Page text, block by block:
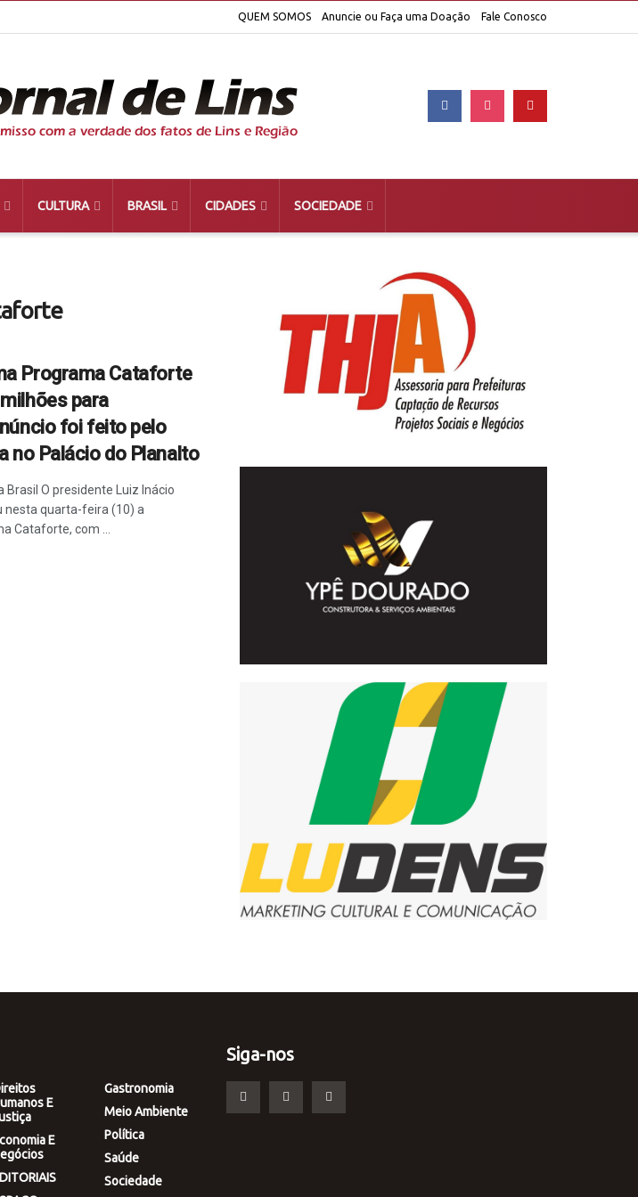
QUEM SOMOS Anuncie ou Faça uma Doação Fale Conosco
CULTURA BRASIL CIDADES SOCIEDADE
Programa Cataforte
para
foi feito pelo
no Palácio do Planalto
O presidente Luiz Inácio
nesta quarta-feira (10) a
Cataforte, com ...
E
E
Gastronomia
Meio Ambiente
Política
Saúde
Sociedade
Siga-nos